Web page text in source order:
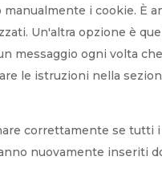
i cookie. È
Un'altra opzione è
messaggio ogni volta
le istruzioni nella
correttamente se tutti i
nuovamente inseriti